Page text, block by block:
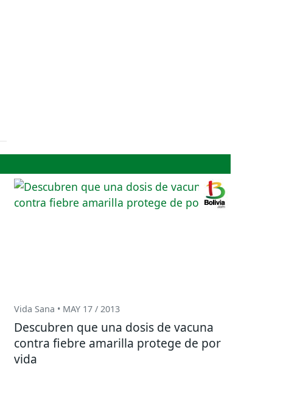
Vida Sana • MAY 17 / 2013
Descubren que una dosis de vacuna
contra fiebre amarilla protege de por
vida